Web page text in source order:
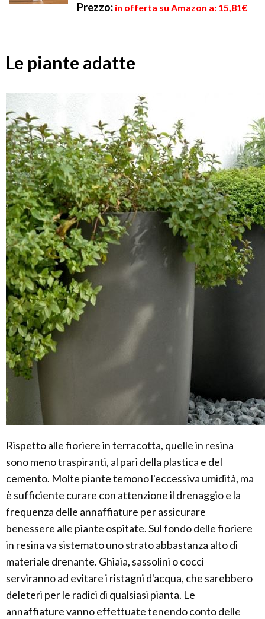
Prezzo: in offerta su Amazon a: 15,81€
Le piante adatte
Rispetto alle fioriere in terracotta, quelle in resina
sono meno traspiranti, al pari della plastica e del
cemento. Molte piante temono l'eccessiva umidità, ma
è sufficiente curare con attenzione il drenaggio e la
frequenza delle annaffiature per assicurare
benessere alle piante ospitate. Sul fondo delle fioriere
in resina va sistemato uno strato abbastanza alto di
materiale drenante. Ghiaia, sassolini o cocci
serviranno ad evitare i ristagni d'acqua, che sarebbero
deleteri per le radici di qualsiasi pianta. Le
annaffiature vanno effettuate tenendo conto delle